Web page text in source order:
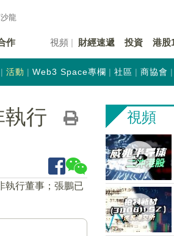
龍
作 視頻 財經速遞 投資 港股
活動 Web3 Space專欄 社區 商協會
行
執行董事；張鵬已
視頻